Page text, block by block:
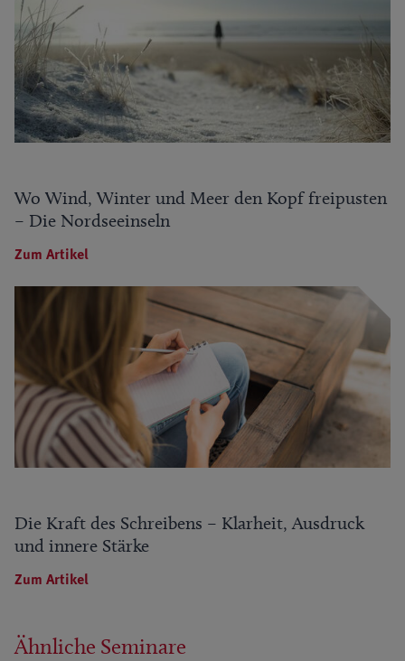
Wo Wind, Winter und Meer den Kopf freipusten
– Die Nordseeinseln
Zum Artikel
Die Kraft des Schreibens – Klarheit, Ausdruck
und innere Stärke
Zum Artikel
Ähnliche Seminare